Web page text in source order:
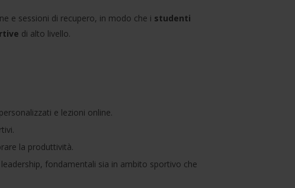
e sessioni di recupero, in modo che i studenti
di alto livello.
e lezioni online.
la produttività.
fondamentali sia in ambito sportivo che